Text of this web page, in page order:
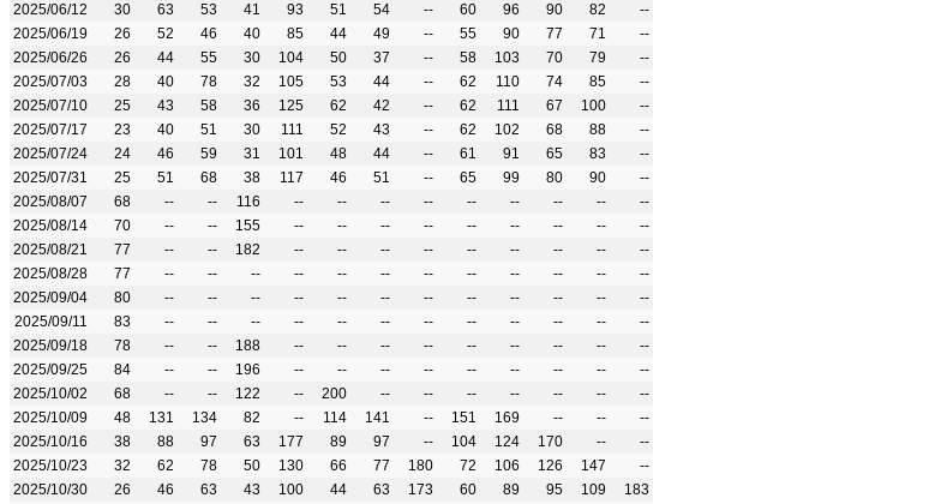
2025/06/12
30 63 53 41 93 51 54 -- 60 96 90 82
--
2025/06/19
26 52 46 40 85 44 49 -- 55 90 77 71
--
2025/06/26
26 44 55 30 104 50 37 -- 58 103 70 79
--
2025/07/03
28 40 78 32 105 53 44 -- 62 110 74 85
--
2025/07/10
25 43 58 36 125 62 42 -- 62 111 67 100
--
2025/07/17
23 40 51 30 111 52 43 -- 62 102 68 88
--
2025/07/24
24 46 59 31 101 48 44 -- 61 91 65 83
--
2025/07/31
25 51 68 38 117 46 51 -- 65 99 80 90
--
2025/08/07
68 -- -- 116 -- -- -- -- -- -- -- --
--
2025/08/14
70 -- -- 155 -- -- -- -- -- -- -- --
--
2025/08/21
77 -- -- 182 -- -- -- -- -- -- -- --
--
2025/08/28
77 -- -- -- -- -- -- -- -- -- -- --
--
2025/09/04
80 -- -- -- -- -- -- -- -- -- -- --
--
2025/09/11
83 -- -- -- -- -- -- -- -- -- -- --
--
2025/09/18
78 -- -- 188 -- -- -- -- -- -- -- --
--
2025/09/25
84 -- -- 196 -- -- -- -- -- -- -- --
--
2025/10/02
68 -- -- 122 -- 200 -- -- -- -- -- --
--
2025/10/09
48 131 134 82 -- 114 141 -- 151 169 -- --
--
2025/10/16
38 88 97 63 177 89 97 -- 104 124 170 --
--
2025/10/23
32 62 78 50 130 66 77 180 72 106 126 147
--
2025/10/30
26 46 63 43 100 44 63 173 60 89 95 109
183